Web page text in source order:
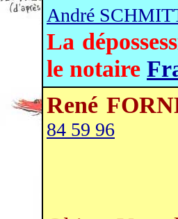
André
La
le notaire
René
84 59 96